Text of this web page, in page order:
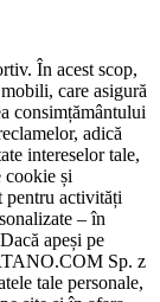
În acest scop,
care asigură
consimțământului
adică
intereselor tale,
cookie și
activități
– în
apeși pe
Sp. z
tale personale,